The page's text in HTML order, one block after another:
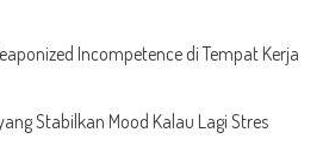
Incompetence di Tempat Kerja
Stabilkan Mood Kalau Lagi Stres